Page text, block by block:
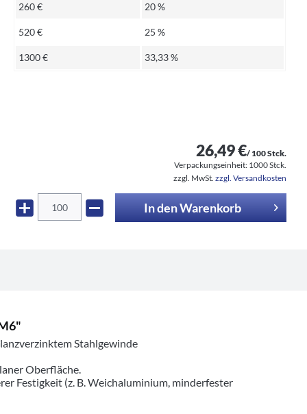
260 € 20 %
520 € 25 %
1300 € 33,33 %
26,49 €/ 100 Stck.
Verpackungseinheit: 1000 Stck.
zzgl. MwSt. zzgl. Versandkosten
In denWarenkorb
Stahlgewinde
Oberfläche.
Festigkeit (z. B. Weichaluminium, minderfester